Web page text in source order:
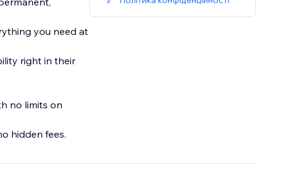
you need at
right in their
no limits on
hidden fees.